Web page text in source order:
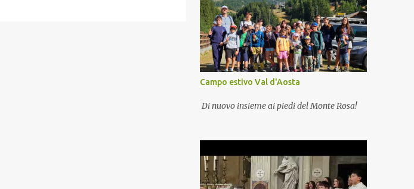
Campo estivo Val d'Aosta
Di nuovo insieme ai piedi del Monte Rosa!